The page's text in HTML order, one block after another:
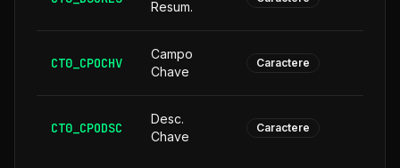
Resum.
CT0_CPOCHV
Campo
Chave
Caractere
CT0_CPODSC
Desc.
Chave
Caractere